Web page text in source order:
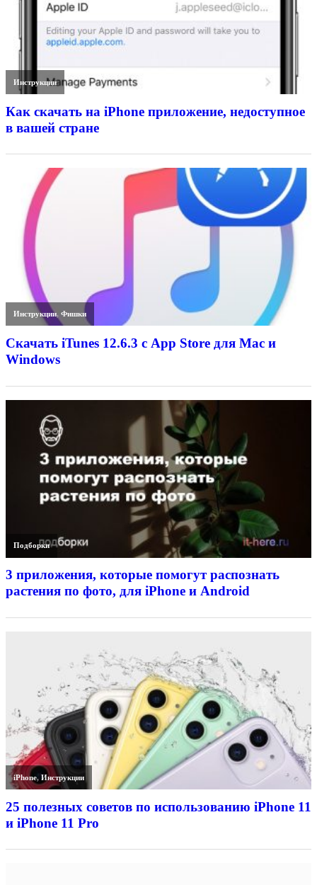
Инструкции
Как скачать на iPhone приложение, недоступное
в вашей стране
Инструкции,Фишки
Скачать iTunes 12.6.3 с App Store для Mac и
Windows
Подборки
3 приложения, которые помогут распознать
растения по фото, для iPhone и Android
iPhone,Инструкции
25 полезных советов по использованию iPhone 11
и iPhone 11 Pro